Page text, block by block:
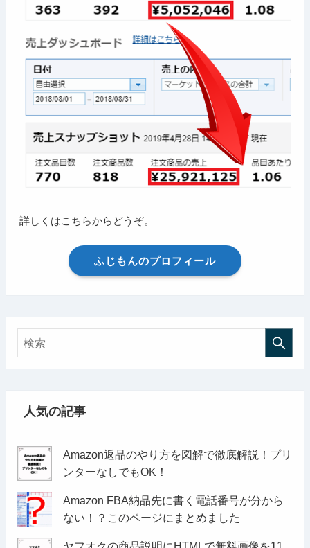
詳しくはこちらからどうぞ。
ふじもんのプロフィール
人気の記事
Amazon返品のやり方を図解で徹底解説！プリ
ンターなしでもOK！
Amazon FBA納品先に書く電話番号が分から
ない！？このページにまとめました